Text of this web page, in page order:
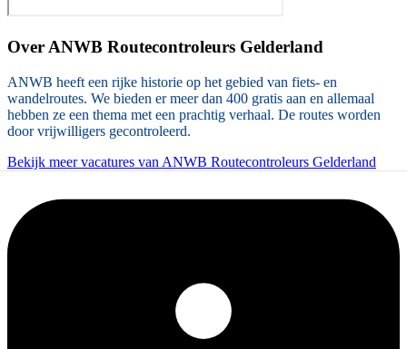
Over ANWB Routecontroleurs Gelderland
ANWB heeft een rijke historie op het gebied van fiets- en
wandelroutes. We bieden er meer dan 400 gratis aan en allemaal
hebben ze een thema met een prachtig verhaal. De routes worden
door vrijwilligers gecontroleerd.
Bekijk meer vacatures van ANWB Routecontroleurs Gelderland